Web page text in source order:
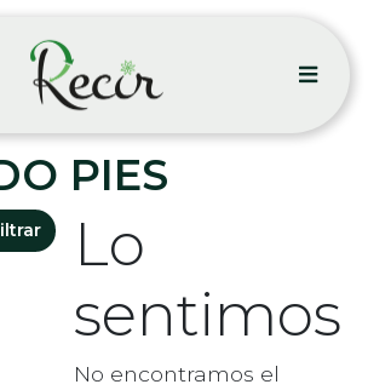
PIES
Lo
sentimos
No encontramos el